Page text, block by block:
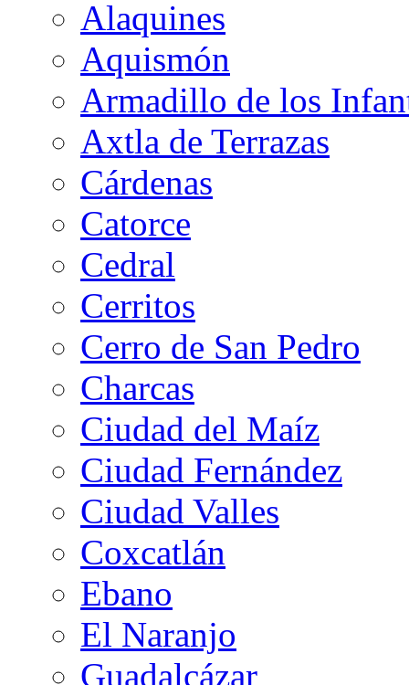
Alaquines
Aquismón
Armadillo de los
Axtla de Terrazas
Cárdenas
Catorce
Cedral
Cerritos
Cerro de San Pedro
Charcas
Ciudad del Maíz
Ciudad Fernández
Ciudad Valles
Coxcatlán
Ebano
El Naranjo
Guadalcázar